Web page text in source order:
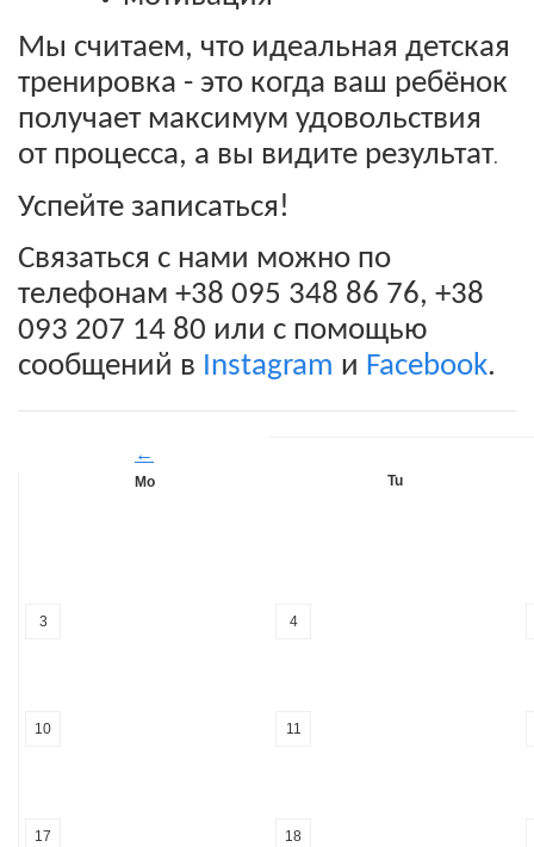
Мы считаем, что идеальная детская
тренировка - это когда ваш ребёнок
получает максимум удовольствия
от процесса, а вы видите результат.
Успейте записаться!
Связаться с нами можно по
телефонам +38 095 348 86 76, +38
093 207 14 80 или с помощью
сообщений в Instagram и Facebook.
←
Mo Tu
3 4
10 11
17 18